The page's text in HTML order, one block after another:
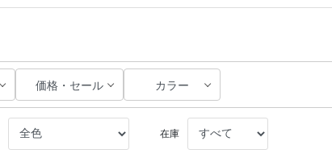
価格・セール カラー
在庫